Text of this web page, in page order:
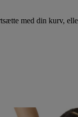
med din kurv,